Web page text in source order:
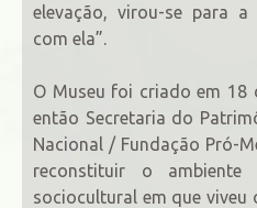
elevação, virou-se para a
com ela”.
O Museu foi criado em 18
então Secretaria do
Nacional / Fundação Pró-
reconstituir o
sociocultural em que viveu